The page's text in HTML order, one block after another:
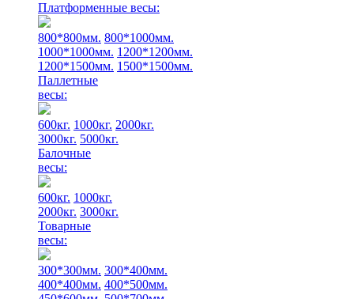
Платформенные весы:
800*800мм. 800*1000мм.
1000*1000мм. 1200*1200мм.
1200*1500мм. 1500*1500мм.
Паллетные
весы:
600кг. 1000кг. 2000кг.
3000кг. 5000кг.
Балочные
весы:
600кг. 1000кг.
2000кг. 3000кг.
Товарные
весы:
300*300мм. 300*400мм.
400*400мм. 400*500мм.